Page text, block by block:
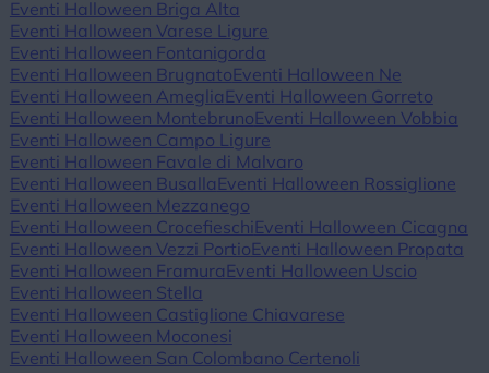
Eventi Halloween Briga Alta
Eventi Halloween Varese Ligure
Eventi Halloween Fontanigorda
Eventi Halloween BrugnatoEventi Halloween Ne
Eventi Halloween Ameglia Eventi Halloween Gorreto
Eventi Halloween MontebrunoEventi Halloween Vobbia
Eventi Halloween Campo Ligure
Eventi Halloween Favale di Malvaro
Eventi Halloween Busalla Eventi Halloween Rossiglione
Eventi Halloween Mezzanego
Eventi Halloween CrocefieschiEventi Halloween Cicagna
Eventi Halloween Vezzi PortioEventi Halloween Propata
Eventi Halloween Framura Eventi Halloween Uscio
Eventi Halloween Stella
Eventi Halloween Castiglione Chiavarese
Eventi Halloween Moconesi
Eventi Halloween San Colombano Certenoli